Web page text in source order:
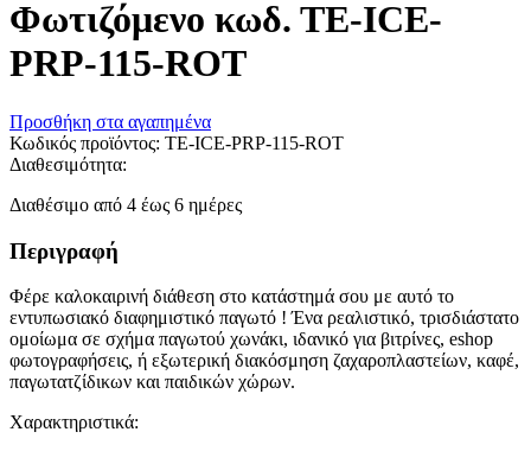
Φωτιζόμενο κωδ. ΤΕ-ICE-
PRP-115-ROT
Προσθήκη στα αγαπημένα
Κωδικός προϊόντος: ΤΕ-ICE-PRP-115-ROT
Διαθεσιμότητα:
Διαθέσιμο από 4 έως 6 ημέρες
Περιγραφή
Φέρε καλοκαιρινή διάθεση στο κατάστημά σου με αυτό το
εντυπωσιακό διαφημιστικό παγωτό ! Ένα ρεαλιστικό, τρισδιάστατο
ομοίωμα σε σχήμα παγωτού χωνάκι, ιδανικό για βιτρίνες, eshop
φωτογραφήσεις, ή εξωτερική διακόσμηση ζαχαροπλαστείων, καφέ,
παγωτατζίδικων και παιδικών χώρων.
Χαρακτηριστικά: